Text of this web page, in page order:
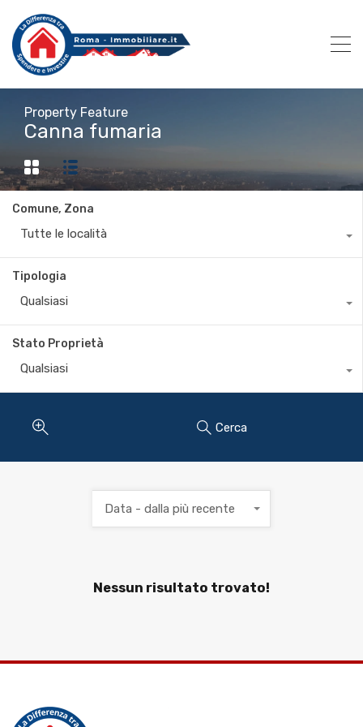
Property Feature
Canna fumaria
Comune, Zona
Tutte le località
Tipologia
Qualsiasi
Stato Proprietà
Qualsiasi
Cerca
Data - dalla più recente
Nessun risultato trovato!